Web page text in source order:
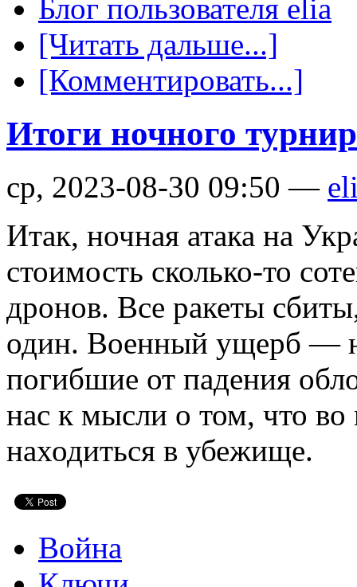
Блог пользователя elia
[Читать дальше...]
[Комментировать...]
Итоги ночного
ср, 2023-08-30 09:50 —
Итак, ночная атака на
стоимость сколько-то
дронов. Все ракеты
один. Военный ущерб —
погибшие от падения
нас к мысли о том, что
находиться в убежище.
Война